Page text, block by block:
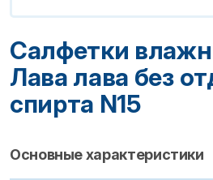
Салфетки
Лава лава без
спирта N15
Основные характеристики